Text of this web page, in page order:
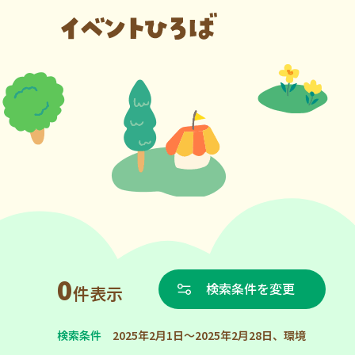
0件表示 検索条件を変更
検索条件 2025年2月1日～2025年2月28日、環境